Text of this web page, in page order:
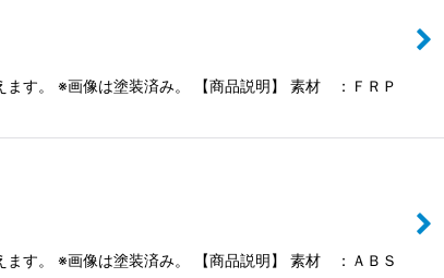
ます。 ※画像は塗装済み。 【商品説明】 素材 ：ＦＲＰ
ます。 ※画像は塗装済み。 【商品説明】 素材 ：ＡＢＳ